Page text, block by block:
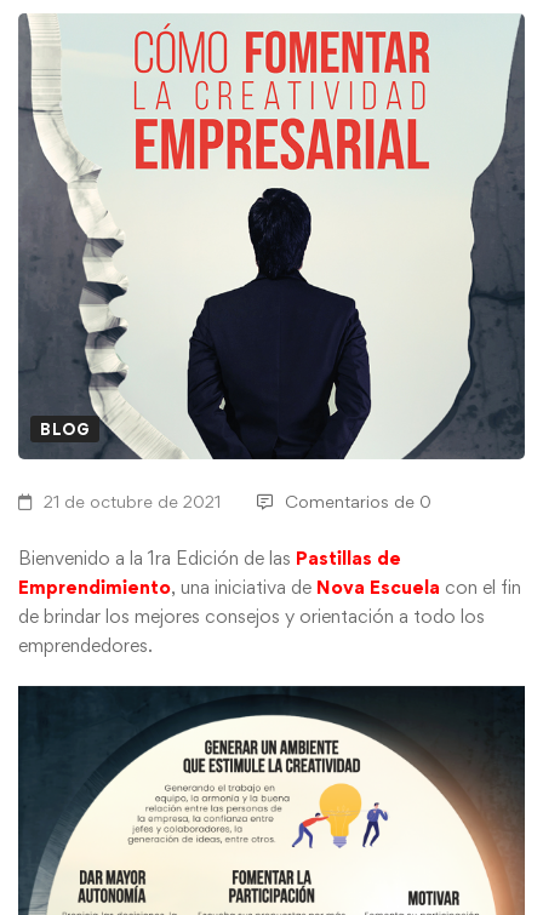
BLOG
21 de octubre de 2021 Comentarios de 0
Bienvenido a la 1ra Edición de las Pastillas de
Emprendimiento, una iniciativa de Nova Escuela con el fin
de brindar los mejores consejos y orientación a todo los
emprendedores.